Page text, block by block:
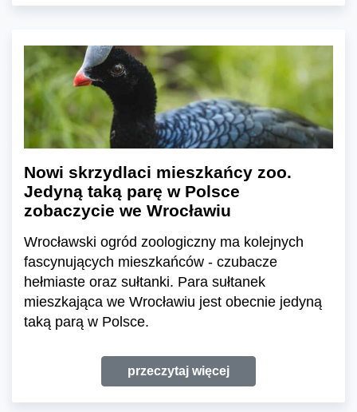
Nowi skrzydlaci mieszkańcy zoo.
Jedyną taką parę w Polsce
zobaczycie we Wrocławiu
Wrocławski ogród zoologiczny ma kolejnych
fascynujących mieszkańców - czubacze
hełmiaste oraz sułtanki. Para sułtanek
mieszkająca we Wrocławiu jest obecnie jedyną
taką parą w Polsce.
przeczytaj więcej